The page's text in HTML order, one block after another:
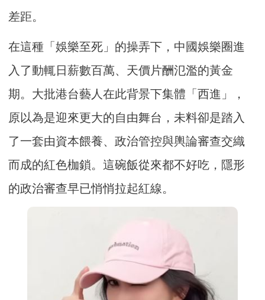
差距。
在這種「娛樂至死」的操弄下，中國娛樂圈進
入了動輒日薪數百萬、天價片酬氾濫的黃金
期。大批港台藝人在此背景下集體「西進」，
原以為是迎來更大的自由舞台，未料卻是踏入
了一套由資本餵養、政治管控與輿論審查交織
而成的紅色枷鎖。這碗飯從來都不好吃，隱形
的政治審查早已悄悄拉起紅線。